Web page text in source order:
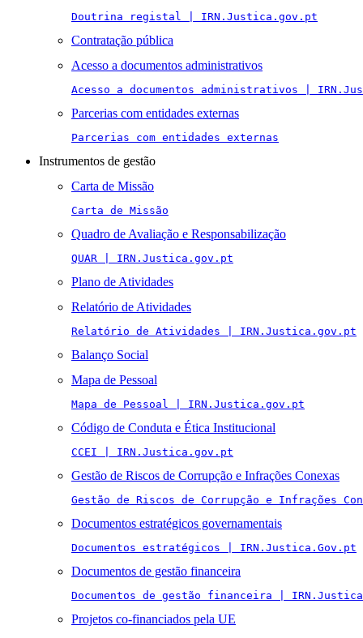
Doutrina registal | IRN.Justica.gov.pt
Contratação pública
Acesso a documentos administrativos
Acesso a documentos administrativos |
Parcerias com entidades externas
Parcerias com entidades externas
Instrumentos de gestão
Carta de Missão
Carta de Missão
Quadro de Avaliação e Responsabilização
QUAR | IRN.Justica.gov.pt
Plano de Atividades
Relatório de Atividades
Relatório de Atividades | IRN.Justica.gov.pt
Balanço Social
Mapa de Pessoal
Mapa de Pessoal | IRN.Justica.gov.pt
Código de Conduta e Ética Institucional
CCEI | IRN.Justica.gov.pt
Gestão de Riscos de Corrupção e Infrações Conexas
Gestão de Riscos de Corrupção e Infrações
Documentos estratégicos governamentais
Documentos estratégicos | IRN.Justica.Gov.pt
Documentos de gestão financeira
Documentos de gestão financeira |
Projetos co-financiados pela UE